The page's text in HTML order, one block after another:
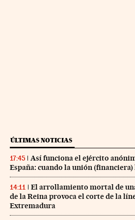
ÚLTIMAS NOTICIAS
17:45
Así funciona el ejército
España: cuando la unión (financiera)
14:11
El arrollamiento mortal de
de la Reina provoca el corte de la
Extremadura